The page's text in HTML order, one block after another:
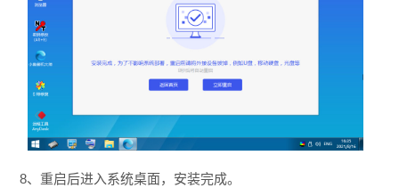
8、重启后进入系统桌面，安装完成。